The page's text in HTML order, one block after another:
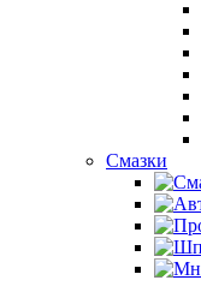
Смазки